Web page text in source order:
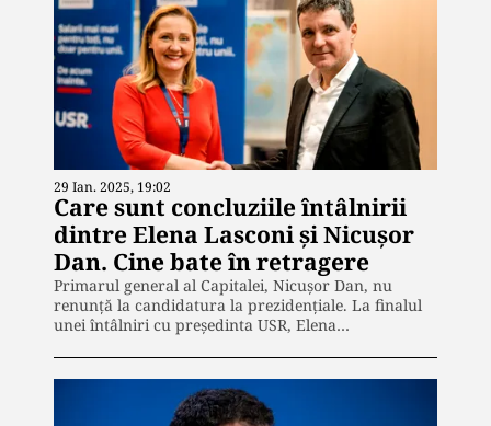
29 Ian. 2025, 19:02
Care sunt concluziile întâlnirii
dintre Elena Lasconi și Nicușor
Dan. Cine bate în retragere
Primarul general al Capitalei, Nicușor Dan, nu
renunță la candidatura la prezidențiale. La finalul
unei întâlniri cu președinta USR, Elena…